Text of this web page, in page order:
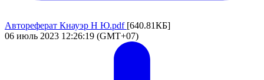
Автореферат Кнауэр Н Ю.pdf [640.81КБ]
06 июль 2023 12:26:19 (GMT+07)